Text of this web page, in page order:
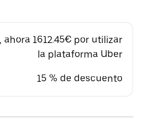
ahora 1612.45€ por utilizar
la plataforma Uber
15 % de descuento